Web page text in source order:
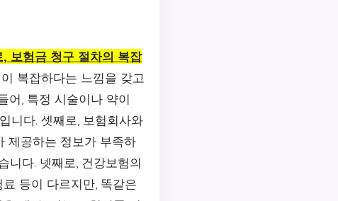
보험금 청구 절차의 복잡
복잡하다는 느낌을 갖고
어, 특정 시술이나 약이
니다. 셋째로, 보험회사와
제공하는 정보가 부족하
니다. 넷째로, 건강보험의
등이 다르지만, 똑같은